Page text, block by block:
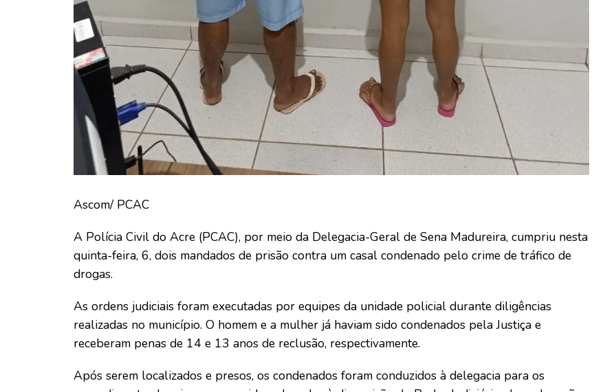
Ascom/ PCAC
A Polícia Civil do Acre (PCAC), por meio da Delegacia-Geral de Sena Madureira, cumpriu nesta
quinta-feira, 6, dois mandados de prisão contra um casal condenado pelo crime de tráfico de
drogas.
As ordens judiciais foram executadas por equipes da unidade policial durante diligências
realizadas no município. O homem e a mulher já haviam sido condenados pela Justiça e
receberam penas de 14 e 13 anos de reclusão, respectivamente.
Após serem localizados e presos, os condenados foram conduzidos à delegacia para os